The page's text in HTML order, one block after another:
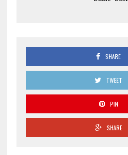
SHARE
TWEET
PIN
SHARE